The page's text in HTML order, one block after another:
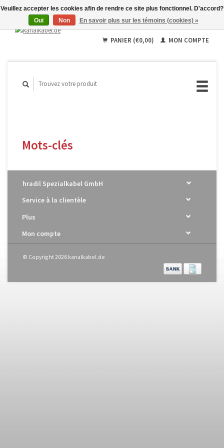
Français
English
PANIER (€0,00) MON COMPTE
Mots-clés
hradil Spezialkabel GmbH
Service à la clientèle
Plus
Mon compte
© Copyright 2026 kanalkabel.de
Veuillez accepter les cookies afin de rendre ce site plus fonctionnel. D'accord?
Oui
Non En savoir plus sur les témoins (cookies) »